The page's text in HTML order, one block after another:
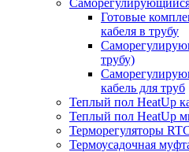
Готовые
кабеля в трубу
трубу)
кабель для труб
Теплый пол HeatUp
Теплый пол HeatUp
Терморегуляторы
Термоусадочная